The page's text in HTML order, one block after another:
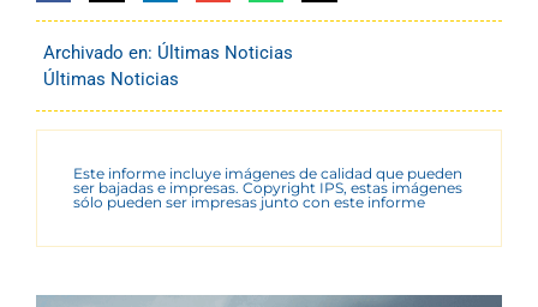
Archivado en: Últimas Noticias
Últimas Noticias
Este informe incluye imágenes de calidad que pueden
ser bajadas e impresas. Copyright IPS, estas imágenes
sólo pueden ser impresas junto con este informe